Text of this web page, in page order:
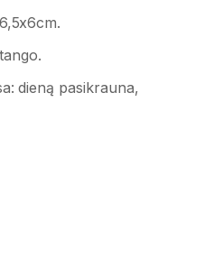
dieną pasikrauna,